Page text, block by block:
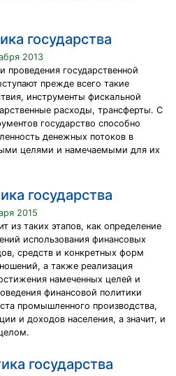
государства
2013
государственной
прежде всего такие
инструменты фискальной
расходы, трансферты. С
государство способно
денежных потоков в
целями и намечаемыми для их
государства
2015
из таких этапов, как определение
использования финансовых
средств и конкретных форм
а также реализация
намеченных целей и
финансовой политики
промышленного производства,
и доходов населения, а значит, и
государства